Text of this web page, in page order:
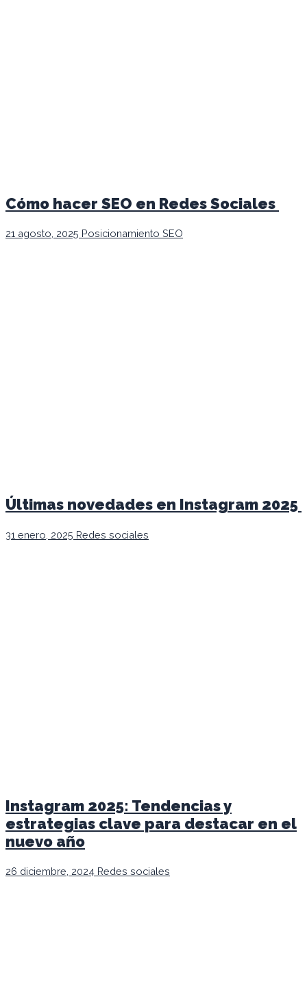
Cómo hacer SEO en Redes Sociales
21 agosto, 2025 Posicionamiento SEO
Últimas novedades en Instagram 2025
31 enero, 2025 Redes sociales
Instagram 2025: Tendencias y
estrategias clave para destacar en el
nuevo año
26 diciembre, 2024 Redes sociales